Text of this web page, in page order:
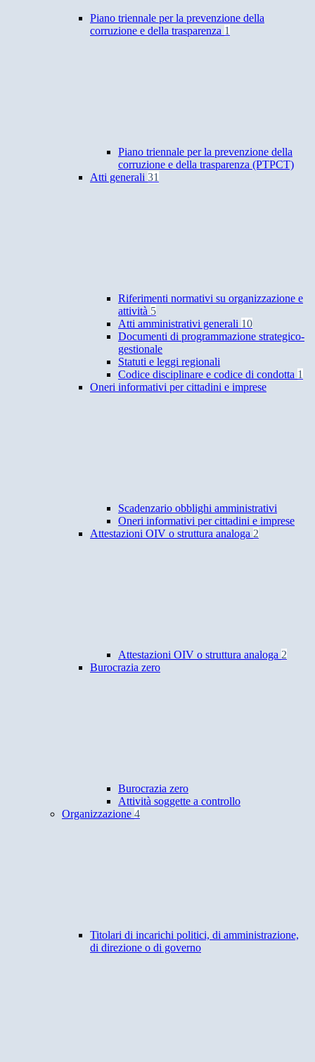
Piano triennale per la prevenzione della
corruzione e della trasparenza 1
Piano triennale per la prevenzione della
corruzione e della trasparenza (PTPCT)
Atti generali 31
Riferimenti normativi su organizzazione e
attività 5
Atti amministrativi generali 10
Documenti di programmazione strategico-
gestionale
Statuti e leggi regionali
Codice disciplinare e codice di condotta 1
Oneri informativi per cittadini e imprese
Scadenzario obblighi amministrativi
Oneri informativi per cittadini e imprese
Attestazioni OIV o struttura analoga 2
Attestazioni OIV o struttura analoga 2
Burocrazia zero
Burocrazia zero
Attività soggette a controllo
Organizzazione 4
Titolari di incarichi politici, di amministrazione,
di direzione o di governo